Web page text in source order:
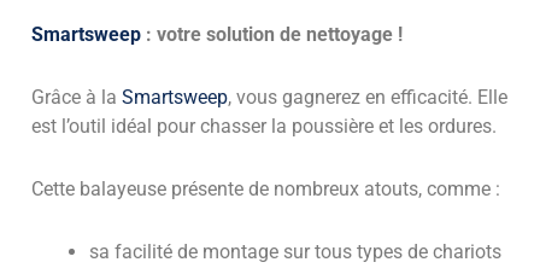
Smartsweep : votre solution de nettoyage !
Grâce à la Smartsweep, vous gagnerez en efficacité. Elle
est l’outil idéal pour chasser la poussière et les ordures.
Cette balayeuse présente de nombreux atouts, comme :
sa facilité de montage sur tous types de chariots